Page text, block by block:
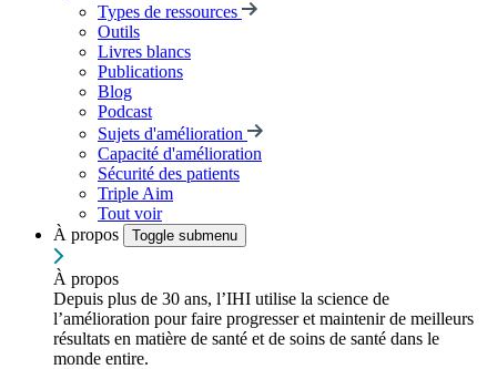
Types de ressources
Outils
Livres blancs
Publications
Blog
Podcast
Sujets d'amélioration
Capacité d'amélioration
Sécurité des patients
Triple Aim
Tout voir
À propos
Toggle submenu
À propos
Depuis plus de 30 ans, l’IHI utilise la science de
l’amélioration pour faire progresser et maintenir de meilleurs
résultats en matière de santé et de soins de santé dans le
monde entire.